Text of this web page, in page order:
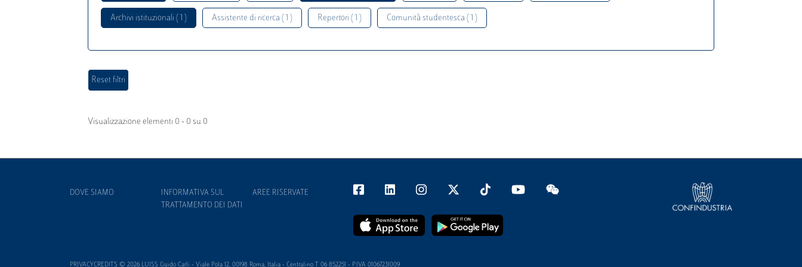
Archivi istituzionali ( 1 ) Assistente di ricerca ( 1 ) Repertori ( 1 ) Comunità studentesca ( 1 )
Visualizzazione elementi 0 - 0 su 0
DOVE SIAMO
INFORMATIVA SUL
TRATTAMENTO DEI DATI
AREE RISERVATE
PRIVACYCREDITS © 2026 LUISS Guido Carli - Viale Pola 12, 00198 Roma, Italia - Centralino T 06 852251 - P.IVA 01067231009